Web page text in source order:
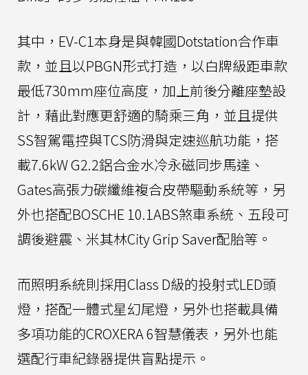
其中，EV-C1本身是與韓國Dotstation合作車
款，並且以PBGN形式打造，以白牌級距車款
最低730mm座位高度，加上前後分離座墊設
計，藉此對應更舒適的騎乘三角，並且提供
SS智駕電控與TCS防滑與定速巡航功能，搭
載7.6kW G2.2鋁合金水冷永磁同步馬達、
Gates高張力碳纖維複合皮帶驅動系統等，另
外也搭配BOSCHE 10.1ABS煞車系統、五段可
調後避震、米其林City Grip Saver配胎等。
而照明系統則採用Class D級的投射式LED頭
燈，搭配一體式星幻尾燈，另外也搭載具備
多項功能的CROXERA 6智慧儀表，另外也能
選配行車紀錄器提供盲點提示。